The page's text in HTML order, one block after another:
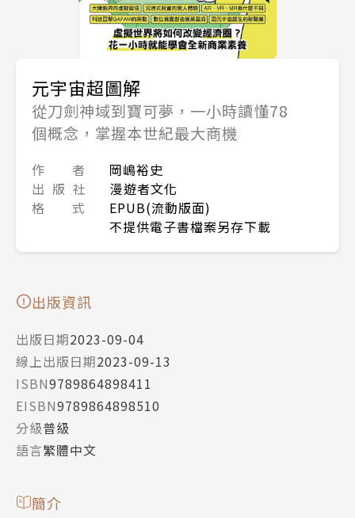
元宇宙超圖解
從刀劍神域到寶可夢，一小時讀懂78
個概念，掌握本世紀最大商機
作 者
岡嶋裕史
出 版 社
漫遊者文化
格 式
EPUB(流動版面)
不提供電子書檔案另存下載
出版資訊
出版日期2023-09-04
線上出版日期2023-09-13
ISBN9789864898411
EISBN9789864898510
分級普級
語言繁體中文
簡介